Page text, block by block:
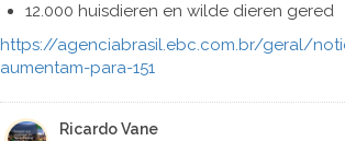
12.000 huisdieren en wilde dieren gered
https://agenciabrasil.ebc.com.br/geral/
aumentam-para-151
Ricardo Vane